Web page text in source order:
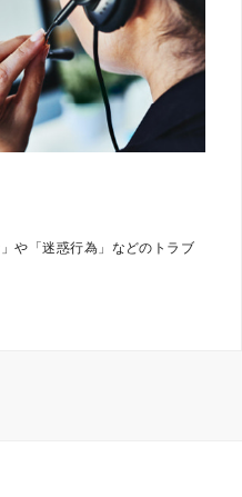
や「迷惑行為」などのトラブ